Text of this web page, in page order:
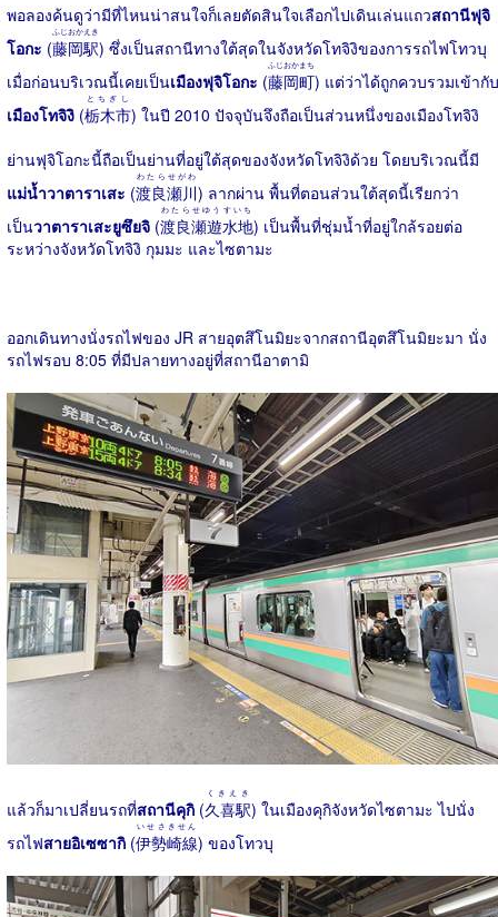
พอลองค้นดูว่ามีที่ไหนน่าสนใจก็เลยตัดสินใจเลือกไปเดินเล่นแถวสถานีฟุจิ
โอกะ (藤岡駅
ふじおかえき
) ซึ่งเป็นสถานีทางใต้สุดในจังหวัดโทจิงิของการรถไฟโทวบุ
เมื่อก่อนบริเวณนี้เคยเป็นเมืองฟุจิโอกะ (藤岡町
ふじおかまち
) แต่ว่าได้ถูกควบรวมเข้ากับ
เมืองโทจิงิ (栃木市
とちぎし
) ในปี 2010 ปัจจุบันจึงถือเป็นส่วนหนึ่งของเมืองโทจิงิ
ย่านฟุจิโอกะนี้ถือเป็นย่านที่อยู่ใต้สุดของจังหวัดโทจิงิด้วย โดยบริเวณนี้มี
แม่น้ำวาตาราเสะ (渡良瀬川
わたらせがわ
) ลากผ่าน พื้นที่ตอนส่วนใต้สุดนี้เรียกว่า
เป็นวาตาราเสะยูซึยจิ (渡良瀬遊水地
わたらせゆうすいち
) เป็นพื้นที่ชุ่มน้ำที่อยู่ใกล้รอยต่อ
ระหว่างจังหวัดโทจิงิ กุมมะ และไซตามะ
ออกเดินทางนั่งรถไฟของ JR สายอุตสึโนมิยะจากสถานีอุตสึโนมิยะมา นั่ง
รถไฟรอบ 8:05 ที่มีปลายทางอยู่ที่สถานีอาตามิ
แล้วก็มาเปลี่ยนรถที่สถานีคุกิ (久喜駅
くきえき
) ในเมืองคุกิจังหวัดไซตามะ ไปนั่ง
รถไฟสายอิเซซากิ (伊勢崎線
いせさきせん
) ของโทวบุ